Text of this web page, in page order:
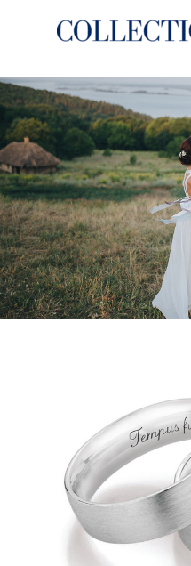
츠
로
건
너
뛰
기